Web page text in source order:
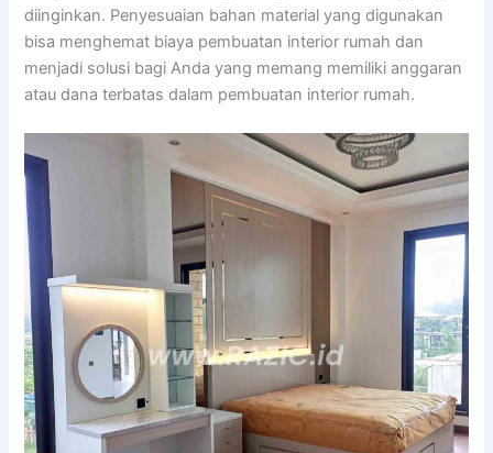
diinginkan. Penyesuaian bahan material yang digunakan
bisa menghemat biaya pembuatan interior rumah dan
menjadi solusi bagi Anda yang memang memiliki anggaran
atau dana terbatas dalam pembuatan interior rumah.